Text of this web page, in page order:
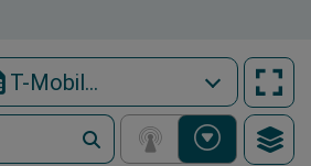
T-Mobile (inc. Sprint)